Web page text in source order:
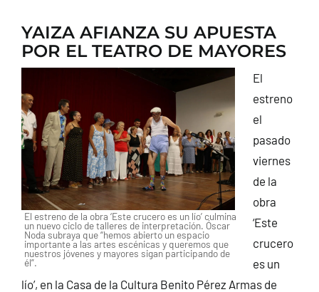
YAIZA AFIANZA SU APUESTA
POR EL TEATRO DE MAYORES
El estreno de la obra ‘Este crucero es un lío’ culmina
un nuevo ciclo de talleres de interpretación. Óscar
Noda subraya que “hemos abierto un espacio
importante a las artes escénicas y queremos que
nuestros jóvenes y mayores sigan participando de
él”.
El
estreno
el
pasado
viernes
de la
obra
‘Este
crucero
es un
lío’, en la Casa de la Cultura Benito Pérez Armas de